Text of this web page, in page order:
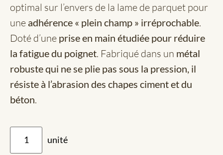
optimal sur l’envers de la lame de parquet pour
une adhérence « plein champ » irréprochable.
Doté d’une prise en main étudiée pour réduire
la fatigue du poignet. Fabriqué dans un métal
robuste qui ne se plie pas sous la pression, il
résiste à l’abrasion des chapes ciment et du
béton.